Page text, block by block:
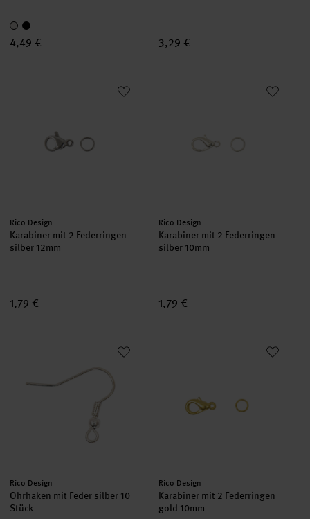
4,49 € 3,29 €
Karabiner mit 2 Federringen silber 12mm
Hersteller:
Rico Design
Karabiner mit 2 Federringen
silber 12mm
1,79 €
Karabiner mit 2 Federringen
Hersteller:
Rico Design
Karabiner mit 2 Federringen
silber 10mm
1,79 €
Ohrhaken mit Feder silber 10 Stück
Hersteller:
Rico Design
Ohrhaken mit Feder silber 10
Stück
Karabiner mit 2 Federringen
Hersteller:
Rico Design
Karabiner mit 2 Federringen
gold 10mm